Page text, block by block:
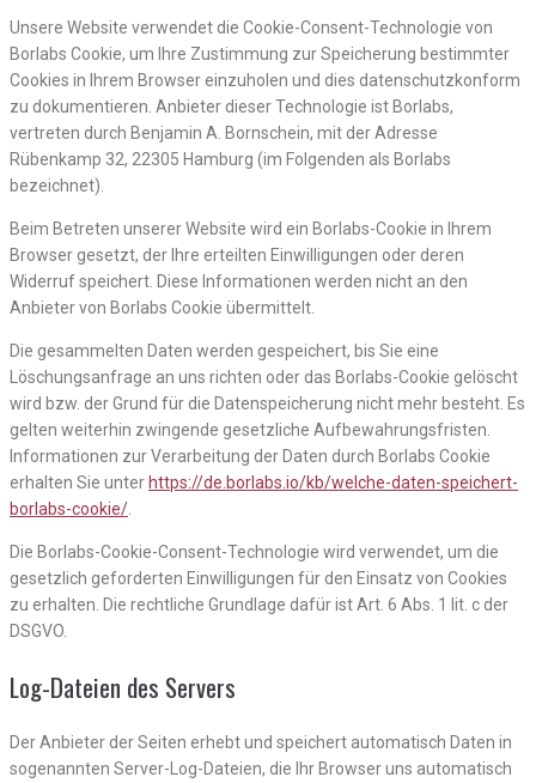
Unsere Website verwendet die Cookie-Consent-Technologie von
Borlabs Cookie, um Ihre Zustimmung zur Speicherung bestimmter
Cookies in Ihrem Browser einzuholen und dies datenschutzkonform
zu dokumentieren. Anbieter dieser Technologie ist Borlabs,
vertreten durch Benjamin A. Bornschein, mit der Adresse
Rübenkamp 32, 22305 Hamburg (im Folgenden als Borlabs
bezeichnet).
Beim Betreten unserer Website wird ein Borlabs-Cookie in Ihrem
Browser gesetzt, der Ihre erteilten Einwilligungen oder deren
Widerruf speichert. Diese Informationen werden nicht an den
Anbieter von Borlabs Cookie übermittelt.
Die gesammelten Daten werden gespeichert, bis Sie eine
Löschungsanfrage an uns richten oder das Borlabs-Cookie gelöscht
wird bzw. der Grund für die Datenspeicherung nicht mehr besteht. Es
gelten weiterhin zwingende gesetzliche Aufbewahrungsfristen.
Informationen zur Verarbeitung der Daten durch Borlabs Cookie
erhalten Sie unter https://de.borlabs.io/kb/welche-daten-speichert-
borlabs-cookie/
Die Borlabs-Cookie-Consent-Technologie wird verwendet, um die
gesetzlich geforderten Einwilligungen für den Einsatz von Cookies
zu erhalten. Die rechtliche Grundlage dafür ist Art. 6 Abs. 1 lit. c der
DSGVO.
Log-Dateien des Servers
Der Anbieter der Seiten erhebt und speichert automatisch Daten in
sogenannten Server-Log-Dateien, die Ihr Browser uns automatisch